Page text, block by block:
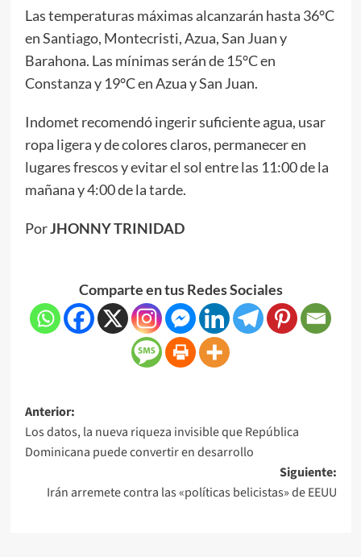
Las temperaturas máximas alcanzarán hasta 36°C
en Santiago, Montecristi, Azua, San Juan y
Barahona. Las mínimas serán de 15°C en
Constanza y 19°C en Azua y San Juan.
Indomet recomendó ingerir suficiente agua, usar
ropa ligera y de colores claros, permanecer en
lugares frescos y evitar el sol entre las 11:00 de la
mañana y 4:00 de la tarde.
PorJHONNY TRINIDAD
Comparte en tus Redes Sociales
Anterior:
Los datos, la nueva riqueza invisible que República
Dominicana puede convertir en desarrollo
Siguiente:
Irán arremete contra las «políticas belicistas» de EEUU